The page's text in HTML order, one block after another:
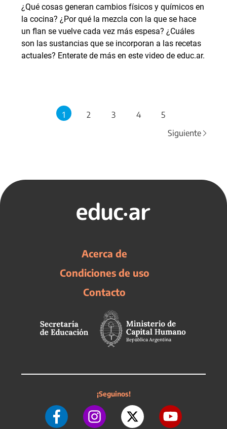
¿Qué cosas generan cambios físicos y químicos en
la cocina? ¿Por qué la mezcla con la que se hace
un flan se vuelve cada vez más espesa? ¿Cuáles
son las sustancias que se incorporan a las recetas
actuales? Enterate de más en este video de educ.ar.
1 2 3 4
5
Siguiente
Acerca de
Condiciones de uso
Contacto
¡Seguinos!